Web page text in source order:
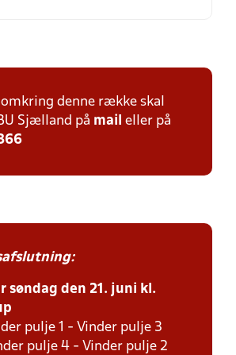
denne række skal
Sjælland på mail eller på
søndag den 21. juni kl.
pulje 1 - Vinder pulje 3
pulje 4 - Vinder pulje 2